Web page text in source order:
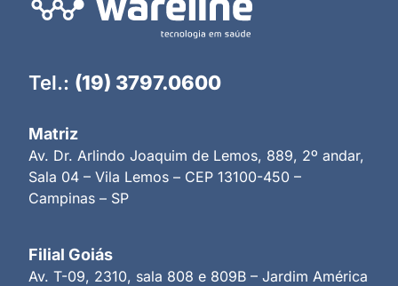
Tel.: (19) 3797.0600
Matriz
Av. Dr. Arlindo Joaquim de Lemos, 889, 2º andar,
Sala 04 – Vila Lemos – CEP 13100-450 –
Campinas – SP
Filial Goiás
Av. T-09, 2310, sala 808 e 809B – Jardim América